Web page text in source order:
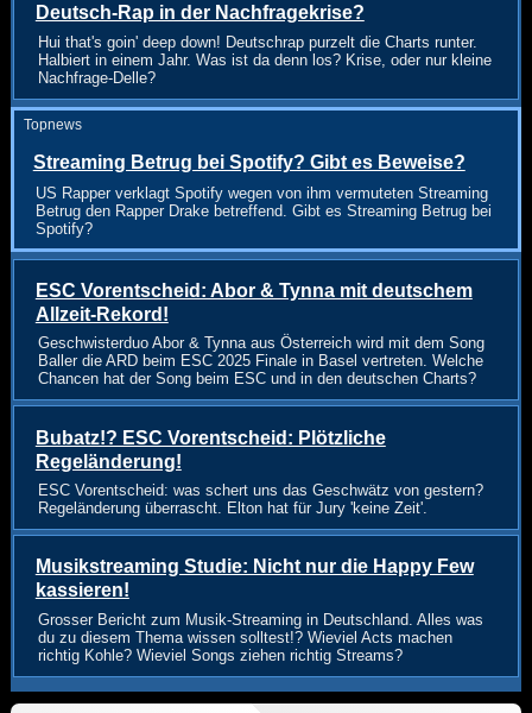
Deutsch-Rap in der Nachfragekrise?
Hui that's goin' deep down! Deutschrap purzelt die Charts runter.
Halbiert in einem Jahr. Was ist da denn los? Krise, oder nur kleine
Nachfrage-Delle?
Topnews
Streaming Betrug bei Spotify? Gibt es Beweise?
US Rapper verklagt Spotify wegen von ihm vermuteten Streaming
Betrug den Rapper Drake betreffend. Gibt es Streaming Betrug bei
Spotify?
ESC Vorentscheid: Abor & Tynna mit deutschem
Allzeit-Rekord!
Geschwisterduo Abor & Tynna aus Österreich wird mit dem Song
Baller die ARD beim ESC 2025 Finale in Basel vertreten. Welche
Chancen hat der Song beim ESC und in den deutschen Charts?
Bubatz!? ESC Vorentscheid: Plötzliche
Regeländerung!
ESC Vorentscheid: was schert uns das Geschwätz von gestern?
Regeländerung überrascht. Elton hat für Jury 'keine Zeit'.
Musikstreaming Studie: Nicht nur die Happy Few
kassieren!
Grosser Bericht zum Musik-Streaming in Deutschland. Alles was
du zu diesem Thema wissen solltest!? Wieviel Acts machen
richtig Kohle? Wieviel Songs ziehen richtig Streams?